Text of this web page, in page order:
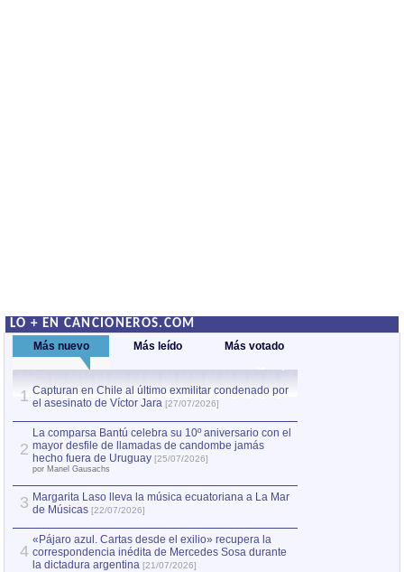
LO + EN CANCIONEROS.COM
Más nuevo Más leído Más votado
1 Capturan en Chile al último exmilitar condenado por
el asesinato de Víctor Jara [27/07/2026]
2
La comparsa Bantú celebra su 10º aniversario con el
mayor desfile de llamadas de candombe jamás
hecho fuera de Uruguay [25/07/2026]
por Manel Gausachs
3 Margarita Laso lleva la música ecuatoriana a La Mar
de Músicas [22/07/2026]
4
«Pájaro azul. Cartas desde el exilio» recupera la
correspondencia inédita de Mercedes Sosa durante
la dictadura argentina [21/07/2026]